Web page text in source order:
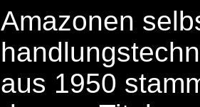
Amazonen
aus 1950